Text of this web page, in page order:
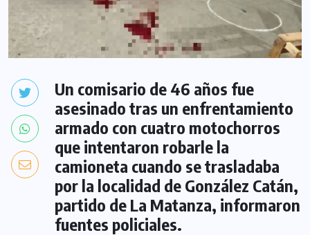
Un comisario de 46 años fue
asesinado tras un enfrentamiento
armado con cuatro motochorros
que intentaron robarle la
camioneta cuando se trasladaba
por la localidad de González Catán,
partido de La Matanza, informaron
fuentes policiales.